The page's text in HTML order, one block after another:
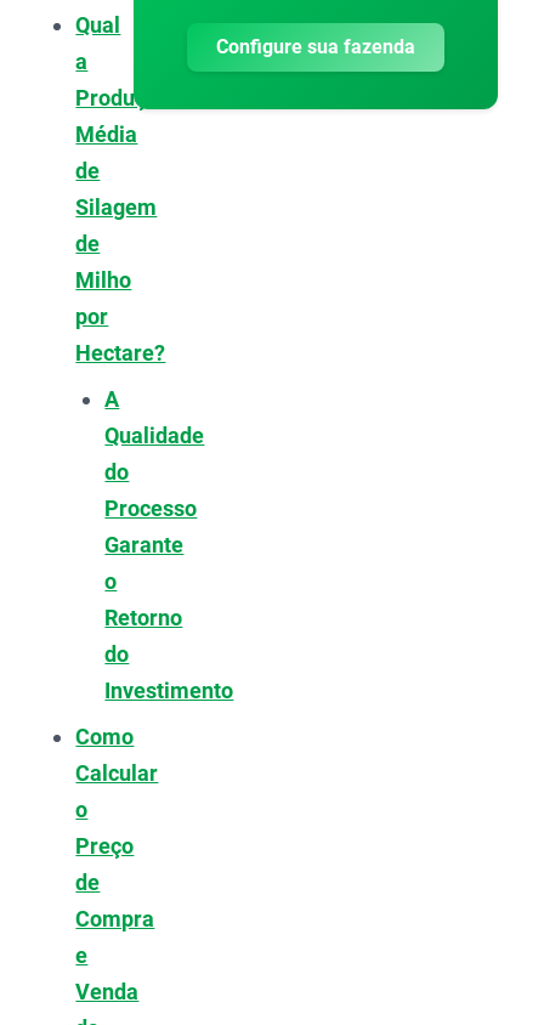
Qual
a
Produção
Média
de
Silagem
de
Milho
por
Hectare?
A
Qualidade
do
Processo
Garante
o
Retorno
do
Investimento
Como
Calcular
o
Preço
de
Compra
e
Venda
Configure sua fazenda